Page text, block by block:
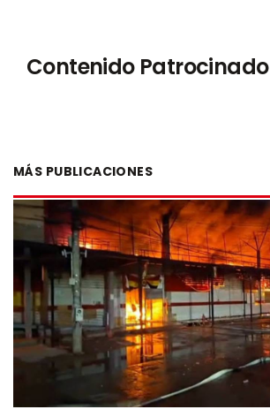
Contenido Patrocinado
MÁS PUBLICACIONES